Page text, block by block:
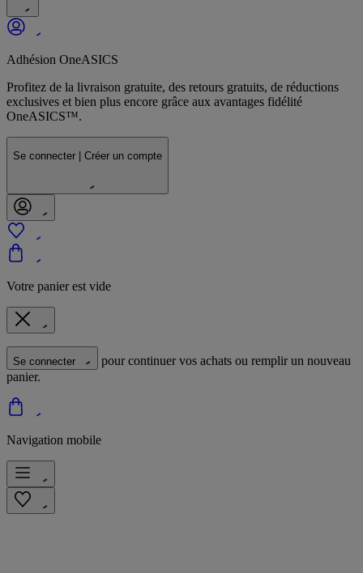
Adhésion OneASICS
Profitez de la livraison gratuite, des retours gratuits, de réductions
exclusives et bien plus encore grâce aux avantages fidélité
OneASICS™.
Se connecter | Créer un compte
Votre panier est vide
Se connecter
pour continuer vos achats ou remplir un nouveau
panier.
Navigation mobile